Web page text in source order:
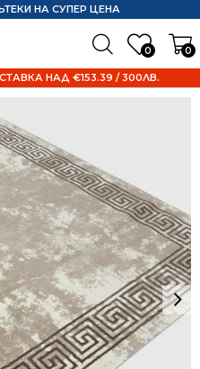
0 0
НА СУПЕР ЦЕНА
НАД €153.39 / 300ЛВ.